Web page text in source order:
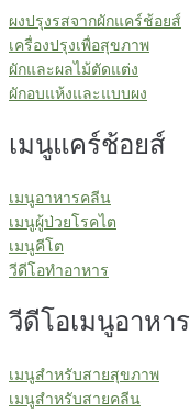
ผงปรุงรสจากผักแคร์ช้อยส์
เครื่องปรุงเพื่อสุขภาพ
ผักและผลไม้ตัดแต่ง
ผักอบแห้งและแบบผง
เมนูแคร์ช้อยส์
เมนูอาหารคลีน
เมนูผู้ป่วยโรคไต
เมนูคีโต
วีดีโอทำอาหาร
วีดีโอเมนูอาหาร
เมนูสำหรับสายสุขภาพ
เมนูสำหรับสายคลีน